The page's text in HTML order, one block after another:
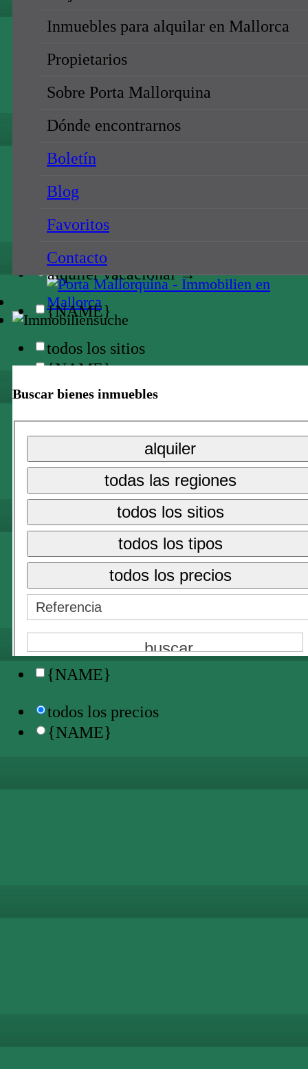
Inmuebles para alquilar en Mallorca
Propietarios
Sobre Porta Mallorquina
Dónde encontrarnos
Boletín
Blog
Favoritos
Contacto
Buscar bienes inmuebles
alquiler
todas las regiones
todos los sitios
todos los tipos
todos los precios
alquiler vacacional →
{NAME}
{NAME}
compra
alquiler
alquiler vacacional →
{NAME}
todos los sitios
{NAME}
todos los precios
{NAME}
compra
alquiler
alquiler vacacional →
{NAME}
todos los sitios
{NAME}
{NAME}
todos los precios
{NAME}